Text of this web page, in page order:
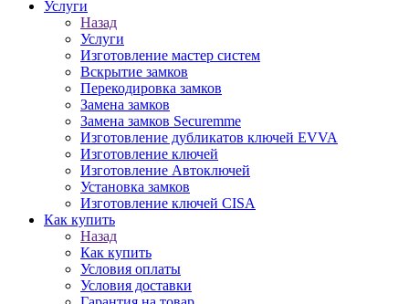
Услуги
Назад
Услуги
Изготовление мастер систем
Вскрытие замков
Перекодировка замков
Замена замков
Замена замков Securemme
Изготовление дубликатов ключей EVVA
Изготовление ключей
Изготовление Автоключей
Установка замков
Изготовление ключей CISA
Как купить
Назад
Как купить
Условия оплаты
Условия доставки